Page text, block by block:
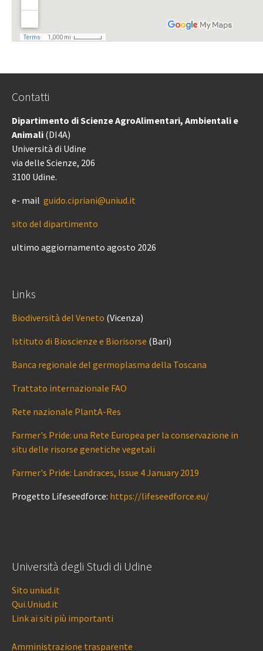
Contatti
Dipartimento di Scienze AgroAlimentari, Ambientali e
Animali (DI4A)
Università di Udine
via delle Scienze, 206
3100 Udine.
e- mail guido.cipriani@uniud.it
sito del dipartimento
ultimo aggiornamento agosto 2026
Links
Biodiversità del Veneto (Vicenza)
Istituto di Bioscienze e Biorisorse (Bari)
Banca regionale del germoplasma della Toscana
Trattato internazionale FAO
Rete nazionale PlantA-Res
Farmer's Pride: una Rete Europea per la conservazione in
situ delle risorse genetiche vegetali
Farmer's Pride: Landraces, Issue 4 January 2019
Progetto Lifeseedforce: https://lifeseedforce.eu/
Università degli Studi di Udine
Sito uniud.it
Qui.Uniud.it
Link ai siti più importanti
Amministrazione trasparente